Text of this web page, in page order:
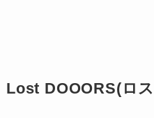
Lost DOOORS(ロ